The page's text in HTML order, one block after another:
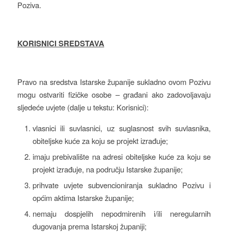
Poziva.
KORISNICI SREDSTAVA
Pravo na sredstva Istarske županije sukladno ovom Pozivu
mogu ostvariti fizičke osobe – građani ako zadovoljavaju
sljedeće uvjete (dalje u tekstu: Korisnici):
vlasnici ili suvlasnici, uz suglasnost svih suvlasnika,
obiteljske kuće za koju se projekt izrađuje;
imaju prebivalište na adresi obiteljske kuće za koju se
projekt izrađuje, na području Istarske županije;
prihvate uvjete subvencioniranja sukladno Pozivu i
općim aktima Istarske županije;
nemaju dospjelih nepodmirenih i/ili neregularnih
dugovanja prema Istarskoj županiji;